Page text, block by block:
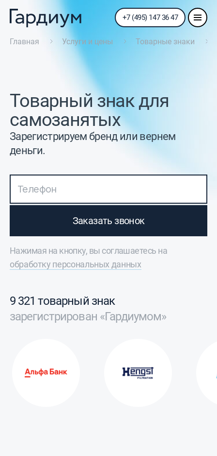
+7 (495) 147 36 47
Главная Услуги и цены Товарные знаки
Товарный знак для
cамозанятых
Зарегистрируем бренд или вернем
деньги.
Заказать звонок
Нажимая на кнопку, вы соглашаетесь на
обработку персональных данных
9 321 товарный знак
зарегистрирован «Гардиумом»